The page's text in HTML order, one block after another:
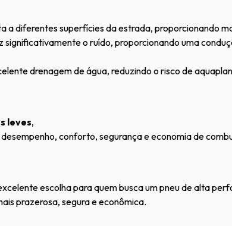
a diferentes superfícies da estrada, proporcionando
significativamente o ruído, proporcionando uma
drenagem de água, reduzindo o risco de
leves,
conforto, segurança e economia de
escolha para quem busca um pneu de alta
prazerosa, segura e econômica.